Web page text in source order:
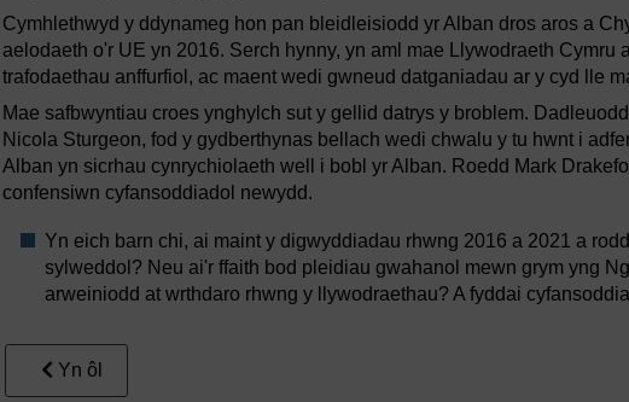
Cymhlethwyd y ddynameg hon pan bleidleisiodd yr Alban dros aros a
aelodaeth o'r UE yn 2016. Serch hynny, yn aml mae Llywodraeth Cymru
trafodaethau anffurfiol, ac maent wedi gwneud datganiadau ar y cyd lle
Mae safbwyntiau croes ynghylch sut y gellid datrys y broblem.
Nicola Sturgeon, fod y gydberthynas bellach wedi chwalu y tu hwnt i
Alban yn sicrhau cynrychiolaeth well i bobl yr Alban. Roedd Mark
confensiwn cyfansoddiadol newydd.
Yn eich barn chi, ai maint y digwyddiadau rhwng 2016 a 2021 a
sylweddol? Neu ai'r ffaith bod pleidiau gwahanol mewn grym yng
arweiniodd at wrthdaro rhwng y llywodraethau? A fyddai
Yn ôl